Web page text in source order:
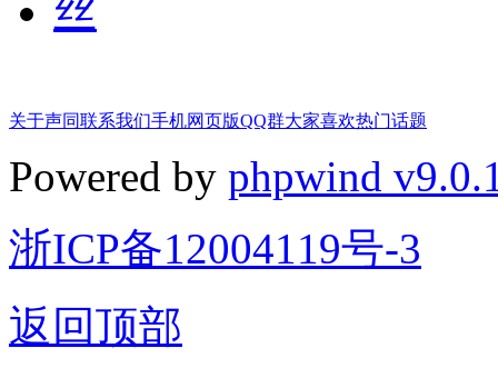
关于声同联系我们手机网页版QQ群大家喜欢热门话题
Powered by phpwind
浙ICP备12004119号-3
返回顶部